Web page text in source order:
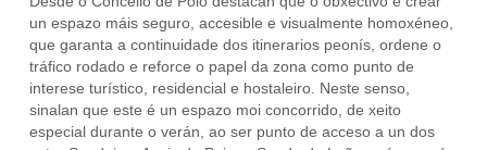
un espazo máis seguro, accesible e visualmente homoxéneo,
que garanta a continuidade dos itinerarios peonís, ordene o
tráfico rodado e reforce o papel da zona como punto de
interese turístico, residencial e hostaleiro. Neste senso,
sinalan que este é un espazo moi concorrido, de xeito
especial durante o verán, ao ser punto de acceso a un dos